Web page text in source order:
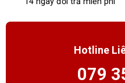
Hotline
079